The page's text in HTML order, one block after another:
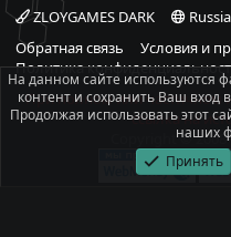
ZLOYGAMES DARK
Обратная связь
Условия и
Политика
При полном или частичном
ссылка на
Copyright © 2008-
На данном сайте используются
контент и сохранить Ваш вход
Продолжая использовать этот
наших
Принять